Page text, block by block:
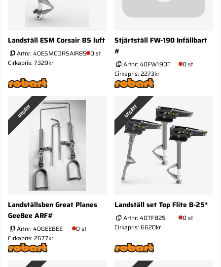
Landställ ESM Corsair 85 luft
Artnr: 40ESMCORSAIR85 0 st
Cirkapris: 7329kr
Stjärtställ FW-190 Infällbart
#
Artnr: 40FW190T
0 st
Cirkapris: 2273kr
UTGÅTT
Landställsben Great Planes
GeeBee ARF#
Artnr: 40GEEBEE
0 st
Cirkapris: 2677kr
UTGÅTT
Landställ set Top Flite B-25*
Artnr: 40TFB25
0 st
Cirkapris: 6620kr